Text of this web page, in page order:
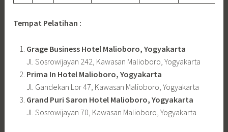
Tempat Pelatihan :
Grage Business Hotel Malioboro, Yogyakarta
Jl. Sosrowijayan 242, Kawasan Malioboro, Yogyakarta
Prima In Hotel Malioboro, Yogyakarta
Jl. Gandekan Lor 47, Kawasan Malioboro, Yogyakarta
Grand Puri Saron Hotel Malioboro, Yogyakarta
Jl. Sosrowijayan 70, Kawasan Malioboro, Yogyakarta